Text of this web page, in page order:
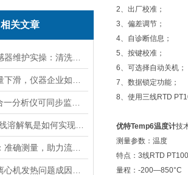
相关文章
2、出厂校准；
3、偏差调节；
4、自诊断信息；
5、按键校准；
6、可选择自动关机；
7、数据锁定功能；
8、使用三线RTD
优特Temp6温度计技
测量参数：温度
特点：3线RTD
量程：-200—850°C